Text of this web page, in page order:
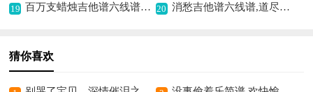
19 百万支蜡烛吉他谱六线谱,温馨浪漫之意境 20 消愁吉他谱六线谱,道尽人生愁滋味
猜你喜欢